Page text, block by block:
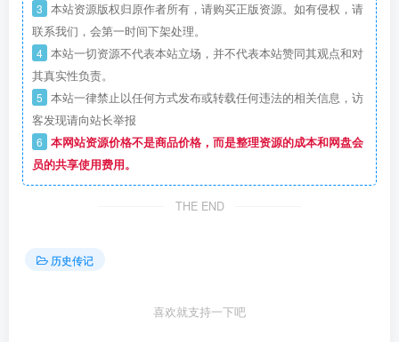
3 本站资源版权归原作者所有，请购买正版资源。如有侵权，请
联系我们，会第一时间下架处理。
4 本站一切资源不代表本站立场，并不代表本站赞同其观点和对
其真实性负责。
5 本站一律禁止以任何方式发布或转载任何违法的相关信息，访
客发现请向站长举报
6 本网站资源价格不是商品价格，而是整理资源的成本和网盘会
员的共享使用费用。
THE END
历史传记
喜欢就支持一下吧